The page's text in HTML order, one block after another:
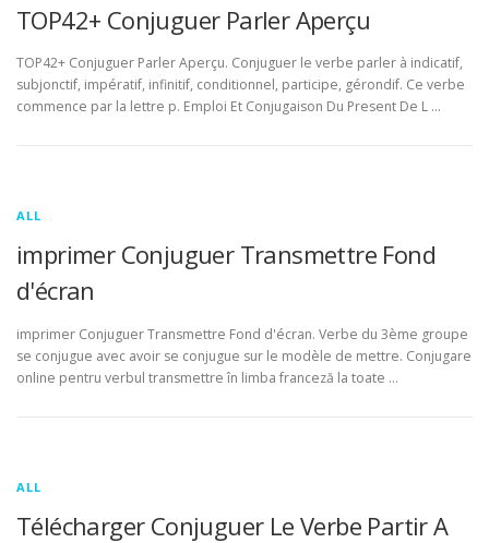
TOP42+ Conjuguer Parler Aperçu
TOP42+ Conjuguer Parler Aperçu. Conjuguer le verbe parler à indicatif,
subjonctif, impératif, infinitif, conditionnel, participe, gérondif. Ce verbe
commence par la lettre p. Emploi Et Conjugaison Du Present De L …
ALL
imprimer Conjuguer Transmettre Fond
d'écran
imprimer Conjuguer Transmettre Fond d'écran. Verbe du 3ème groupe
se conjugue avec avoir se conjugue sur le modèle de mettre. Conjugare
online pentru verbul transmettre în limba franceză la toate …
ALL
Télécharger Conjuguer Le Verbe Partir A